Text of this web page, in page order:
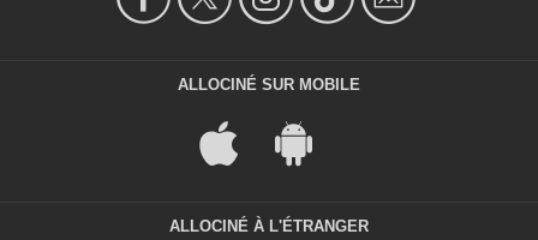
ALLOCINÉ SUR MOBILE
ALLOCINÉ À L'ÉTRANGER